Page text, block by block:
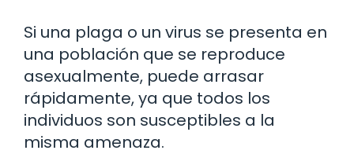
Si una plaga o un virus se presenta en
una población que se reproduce
asexualmente, puede arrasar
rápidamente, ya que todos los
individuos son susceptibles a la
misma amenaza.